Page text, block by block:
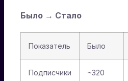
Было → Стало
Показатель Было
Подписчики ~320